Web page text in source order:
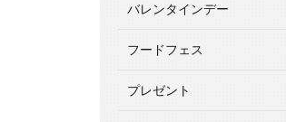
バレンタインデー
フードフェス
プレゼント